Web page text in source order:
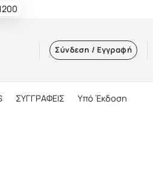
Σύνδεση / Εγγραφή
ΣΥΓΓΡΑΦΕΙΣ Υπό Έκδοση